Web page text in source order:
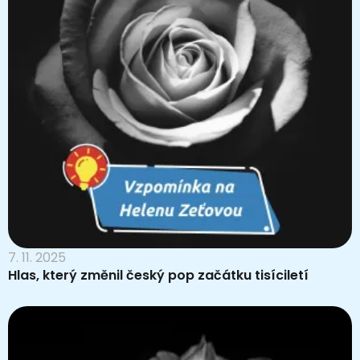
7. 11. 2025
Hlas, který změnil český pop začátku tisíciletí